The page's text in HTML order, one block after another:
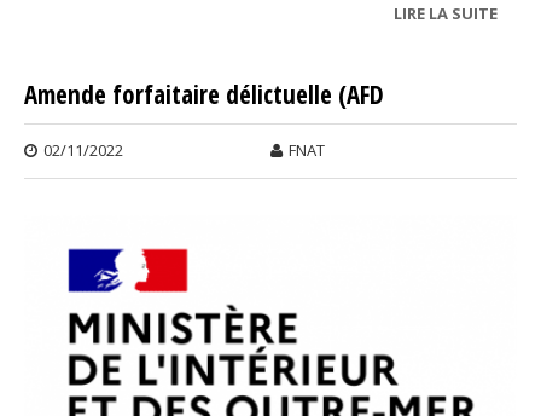
LIRE LA SUITEDE
Amende forfaitaire délictuelle (AFD
02/11/2022 FNAT